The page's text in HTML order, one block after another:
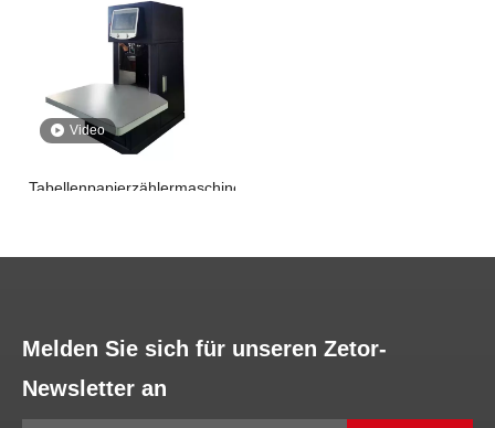
Video
Tabellenpapierzählermaschine
Melden Sie sich für unseren Zetor-
Newsletter an